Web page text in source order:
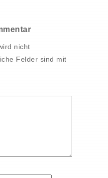
nicht
Felder sind mit